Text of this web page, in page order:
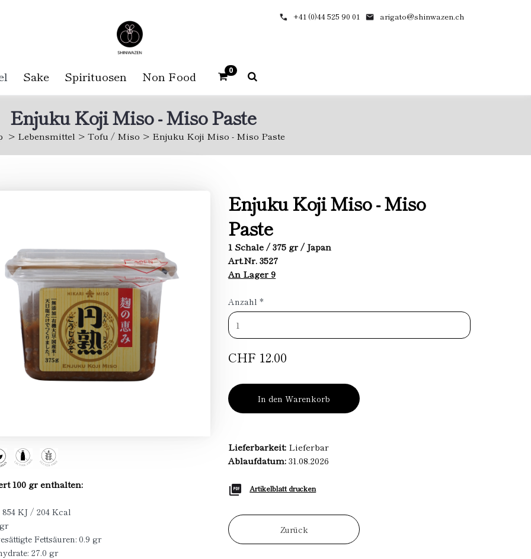
+41 (0)44 525 90 01 arigato@shinwazen.ch
Sake Spirituosen Non Food 0
Enjuku Koji Miso - Miso Paste
Lebensmittel Tofu / Miso Enjuku Koji Miso - Miso Paste
100 gr enthalten:
854 KJ / 204 Kcal
Fettsäuren: 0.9 gr
27.0 gr
Enjuku Koji Miso - Miso
Paste
1 Schale / 375 gr / Japan
Art.Nr. 3527
An Lager 9
Anzahl *
CHF 12.00
In den Warenkorb
Lieferbarkeit: Lieferbar
Ablaufdatum: 31.08.2026
Artikelblatt drucken
Zurück